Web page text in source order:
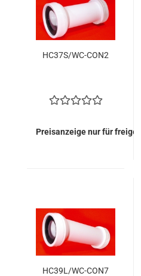
HC37S/WC-CON2
Preisanzeige nur für
HC39L/WC-CON7